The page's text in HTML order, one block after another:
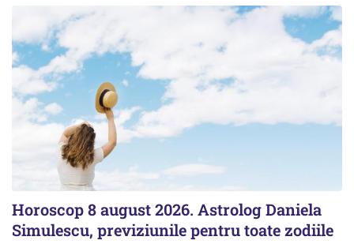
Horoscop 8 august 2026. Astrolog Daniela
Simulescu, previziunile pentru toate zodiile